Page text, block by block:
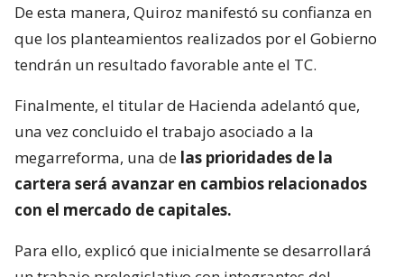
De esta manera, Quiroz manifestó su confianza en
que los planteamientos realizados por el Gobierno
tendrán un resultado favorable ante el TC.
Finalmente, el titular de Hacienda adelantó que,
una vez concluido el trabajo asociado a la
megarreforma, una de las prioridades de la
cartera será avanzar en cambios relacionados
con el mercado de capitales.
Para ello, explicó que inicialmente se desarrollará